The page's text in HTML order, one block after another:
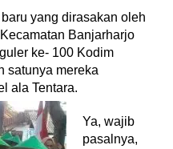
yang dirasakan oleh
Banjarharjo
ke- 100 Kodim
satunya mereka
ala Tentara.
Ya, wajib
pasalnya,